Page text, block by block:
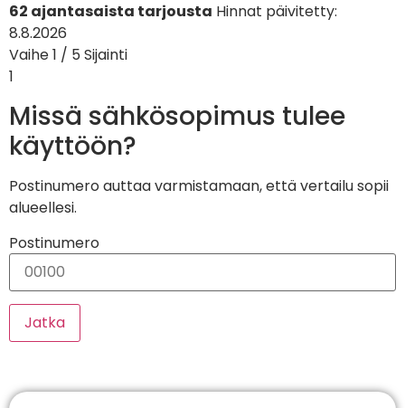
62 ajantasaista tarjousta Hinnat päivitetty:
8.8.2026
Vaihe 1 / 5 Sijainti
1
Missä sähkösopimus tulee
käyttöön?
Postinumero auttaa varmistamaan, että vertailu sopii
alueellesi.
Postinumero
Jatka